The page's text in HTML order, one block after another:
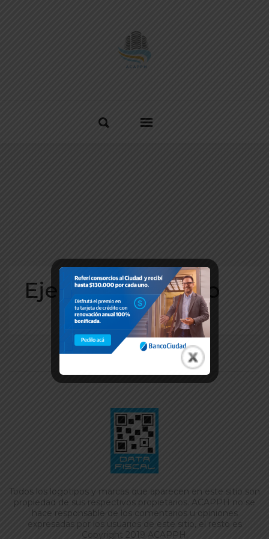
Ejemplo beneficio
Todos los logotipos y marcas que aparecen en este sitio son
propiedad de sus respectivos propietarios. ACAPPH no se
hace responsable de los comentarios u opiniones
expresadas por los usuarios de este sitio, el resto es
Copyright 2019 ACAPPH.